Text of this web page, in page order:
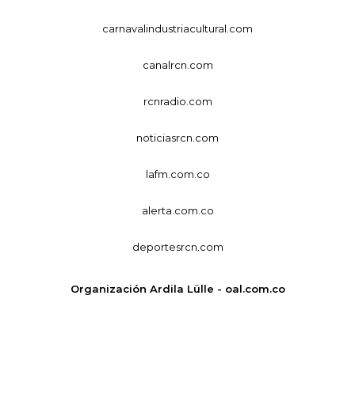
carnavalindustriacultural.com
canalrcn.com
rcnradio.com
noticiasrcn.com
lafm.com.co
alerta.com.co
deportesrcn.com
Organización Ardila Lülle - oal.com.co